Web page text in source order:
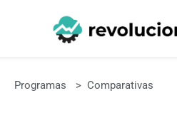
Programas > Comparativas